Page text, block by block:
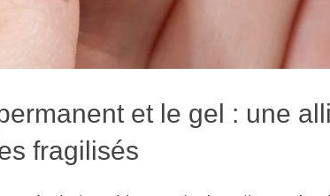
et le gel : une
fragilisés